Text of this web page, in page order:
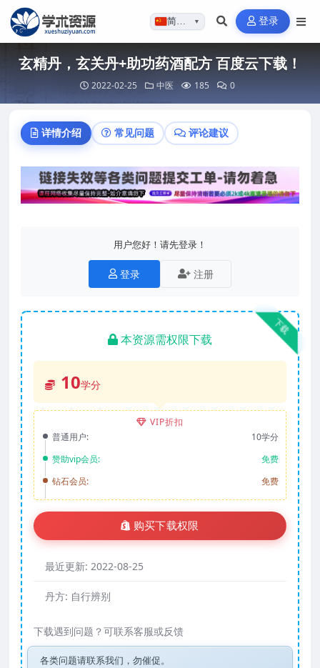
简体…▼ 登录
玄精丹，玄关丹+助功药酒配方 百度云下载！
2022-02-25 中医 185 0
详情介绍 常见问题 评论建议
用户您好！请先登录！
登录 注册
下载
本资源需权限下载
10学分
VIP折扣
普通用户:
10学分
赞助vip会员:
免费
钻石会员:
免费
购买下载权限
最近更新: 2022-08-25
丹方: 自行辨别
下载遇到问题？可联系客服或反馈
各类问题请联系我们，勿催促。